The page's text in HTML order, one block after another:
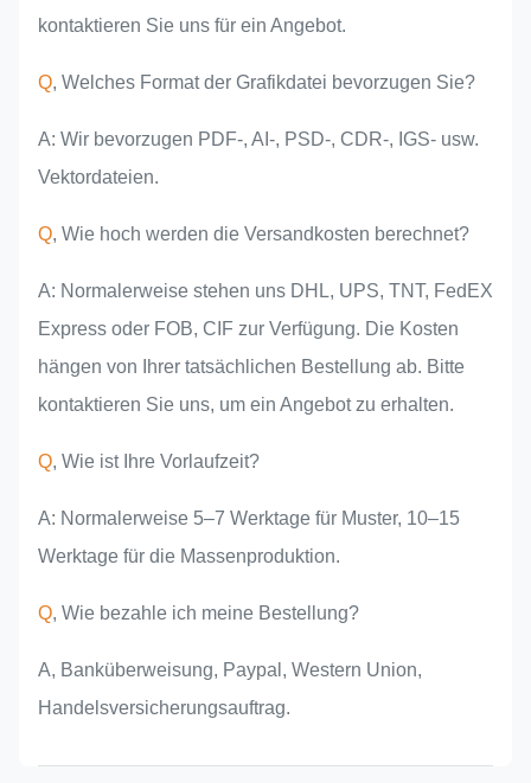
kontaktieren Sie uns für ein Angebot.
Q, Welches Format der Grafikdatei bevorzugen Sie?
A: Wir bevorzugen PDF-, AI-, PSD-, CDR-, IGS- usw.
Vektordateien.
Q, Wie hoch werden die Versandkosten berechnet?
A: Normalerweise stehen uns DHL, UPS, TNT, FedEX
Express oder FOB, CIF zur Verfügung. Die Kosten
hängen von Ihrer tatsächlichen Bestellung ab. Bitte
kontaktieren Sie uns, um ein Angebot zu erhalten.
Q, Wie ist Ihre Vorlaufzeit?
A: Normalerweise 5–7 Werktage für Muster, 10–15
Werktage für die Massenproduktion.
Q, Wie bezahle ich meine Bestellung?
A, Banküberweisung, Paypal, Western Union,
Handelsversicherungsauftrag.